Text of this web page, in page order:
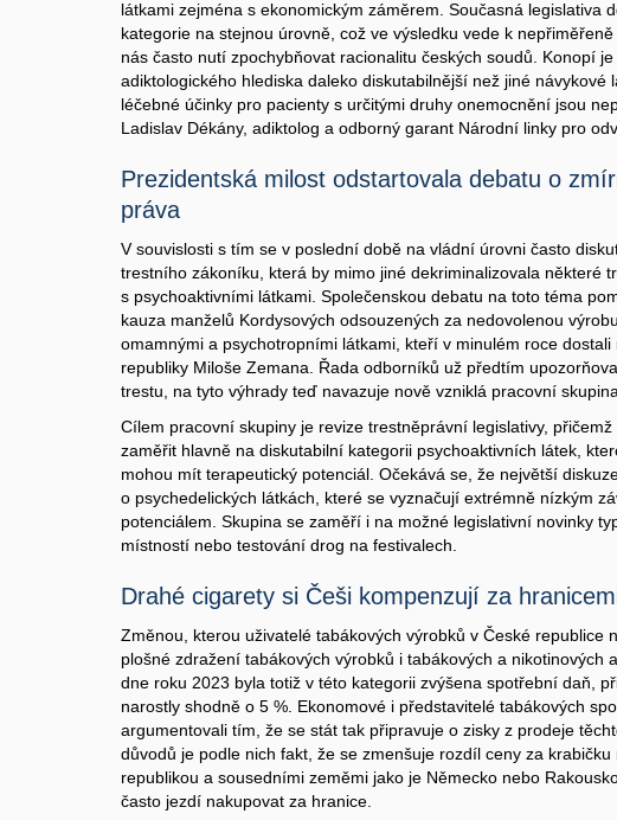
látkami zejména s ekonomickým záměrem. Současná legislativa
kategorie na stejnou úrovně, což ve výsledku vede k
nás často nutí zpochybňovat racionalitu českých soudů. Konopí
adiktologického hlediska daleko diskutabilnější než jiné návykové
léčebné účinky pro pacienty s určitými druhy onemocnění jsou
Ladislav Dékány, adiktolog a odborný garant Národní linky pro
Prezidentská milost odstartovala debatu o
práva
V souvislosti s tím se v poslední době na vládní úrovni často
trestního zákoníku, která by mimo jiné dekriminalizovala některé
s psychoaktivními látkami. Společenskou debatu na toto téma
kauza manželů Kordysových odsouzených za nedovolenou
omamnými a psychotropními látkami, kteří v minulém roce dostali
republiky Miloše Zemana. Řada odborníků už předtím
trestu, na tyto výhrady teď navazuje nově vzniklá pracovní
Cílem pracovní skupiny je revize trestněprávní legislativy,
zaměřit hlavně na diskutabilní kategorii psychoaktivních látek,
mohou mít terapeutický potenciál. Očekává se, že největší
o psychedelických látkách, které se vyznačují extrémně nízkým
potenciálem. Skupina se zaměří i na možné legislativní novinky
místností nebo testování drog na festivalech.
Drahé cigarety si Češi kompenzují za
Změnou, kterou uživatelé tabákových výrobků v České republice
plošné zdražení tabákových výrobků i tabákových a nikotinových
dne roku 2023 byla totiž v této kategorii zvýšena spotřební daň,
narostly shodně o 5 %. Ekonomové i představitelé tabákových
argumentovali tím, že se stát tak připravuje o zisky z prodeje
důvodů je podle nich fakt, že se zmenšuje rozdíl ceny za krabičku
republikou a sousedními zeměmi jako je Německo nebo
často jezdí nakupovat za hranice.